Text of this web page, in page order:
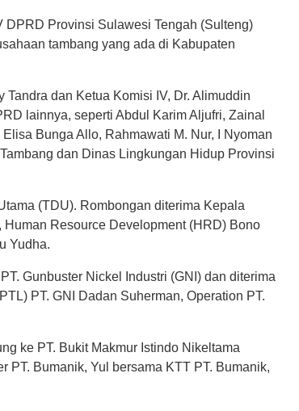
DPRD Provinsi Sulawesi Tengah (Sulteng)
tambang yang ada di Kabupaten
dan Ketua Komisi IV, Dr. Alimuddin
lainnya, seperti Abdul Karim Aljufri, Zainal
Bunga Allo, Rahmawati M. Nur, I Nyoman
dan Dinas Lingkungan Hidup Provinsi
(TDU). Rombongan diterima Kepala
Resource Development (HRD) Bono
Yudha.
Gunbuster Nickel Industri (GNI) dan diterima
PT. GNI Dadan Suherman, Operation PT.
ke PT. Bukit Makmur Istindo Nikeltama
PT. Bumanik, Yul bersama KTT PT. Bumanik,